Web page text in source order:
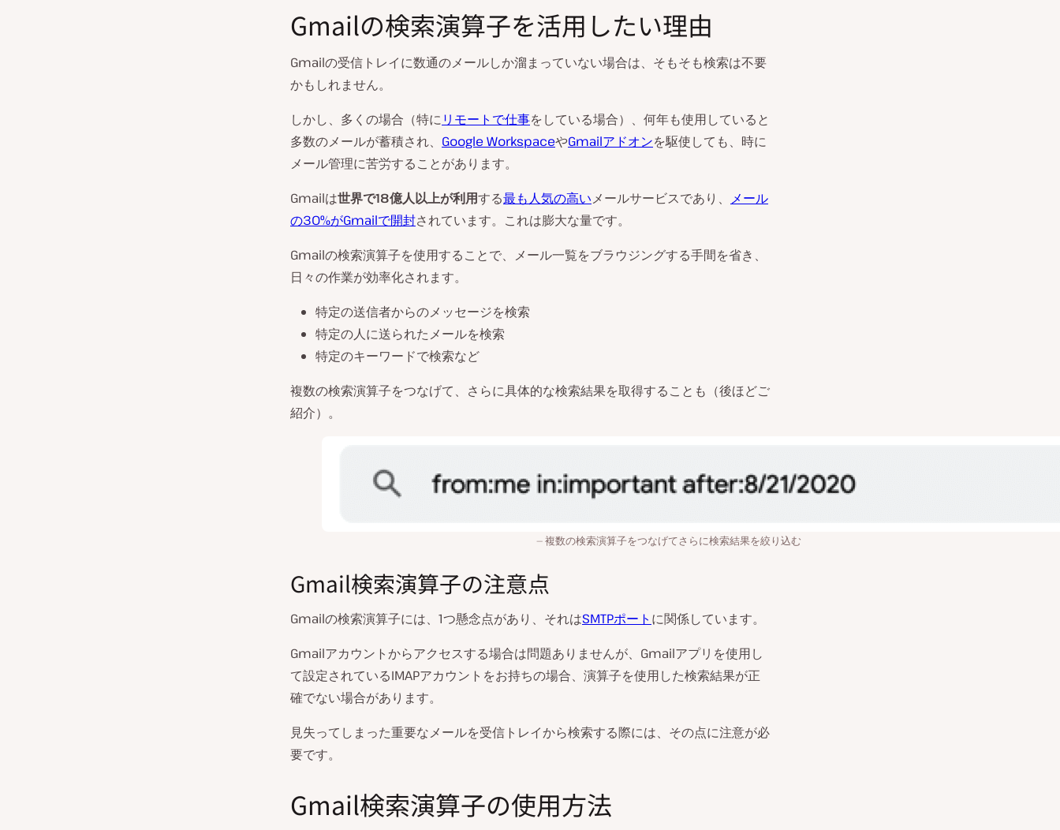
Gmailの検索演算子を活用したい理由
Gmailの受信トレイに数通のメールしか溜まっていない場合は、そもそも検索は不要
かもしれません。
しかし、多くの場合（特にリモートで仕事をしている場合）、何年も使用していると
多数のメールが蓄積され、 Google WorkspaceやGmailアドオンを駆使しても、時に
メール管理に苦労することがあります。
Gmailは世界で18億人以上が利用する最も人気の高いメールサービスであり、 メール
の30%がGmailで開封されています。これは膨大な量です。
Gmailの検索演算子を使用することで、メール一覧をブラウジングする手間を省き、
日々の作業が効率化されます。
特定の送信者からのメッセージを検索
特定の人に送られたメールを検索
特定のキーワードで検索など
複数の検索演算子をつなげて、さらに具体的な検索結果を取得することも（後ほどご
紹介）。
複数の検索演算子をつなげてさらに検索結果を絞り込む
Gmail検索演算子の注意点
Gmailの検索演算子には、1つ懸念点があり、それはSMTPポート に関係しています。
Gmailアカウントからアクセスする場合は問題ありませんが、Gmailアプリを使用し
て設定されているIMAPアカウントをお持ちの場合、演算子を使用した検索結果が正
確でない場合があります。
見失ってしまった重要なメールを受信トレイから検索する際には、その点に注意が必
要です。
Gmail検索演算子の使用方法